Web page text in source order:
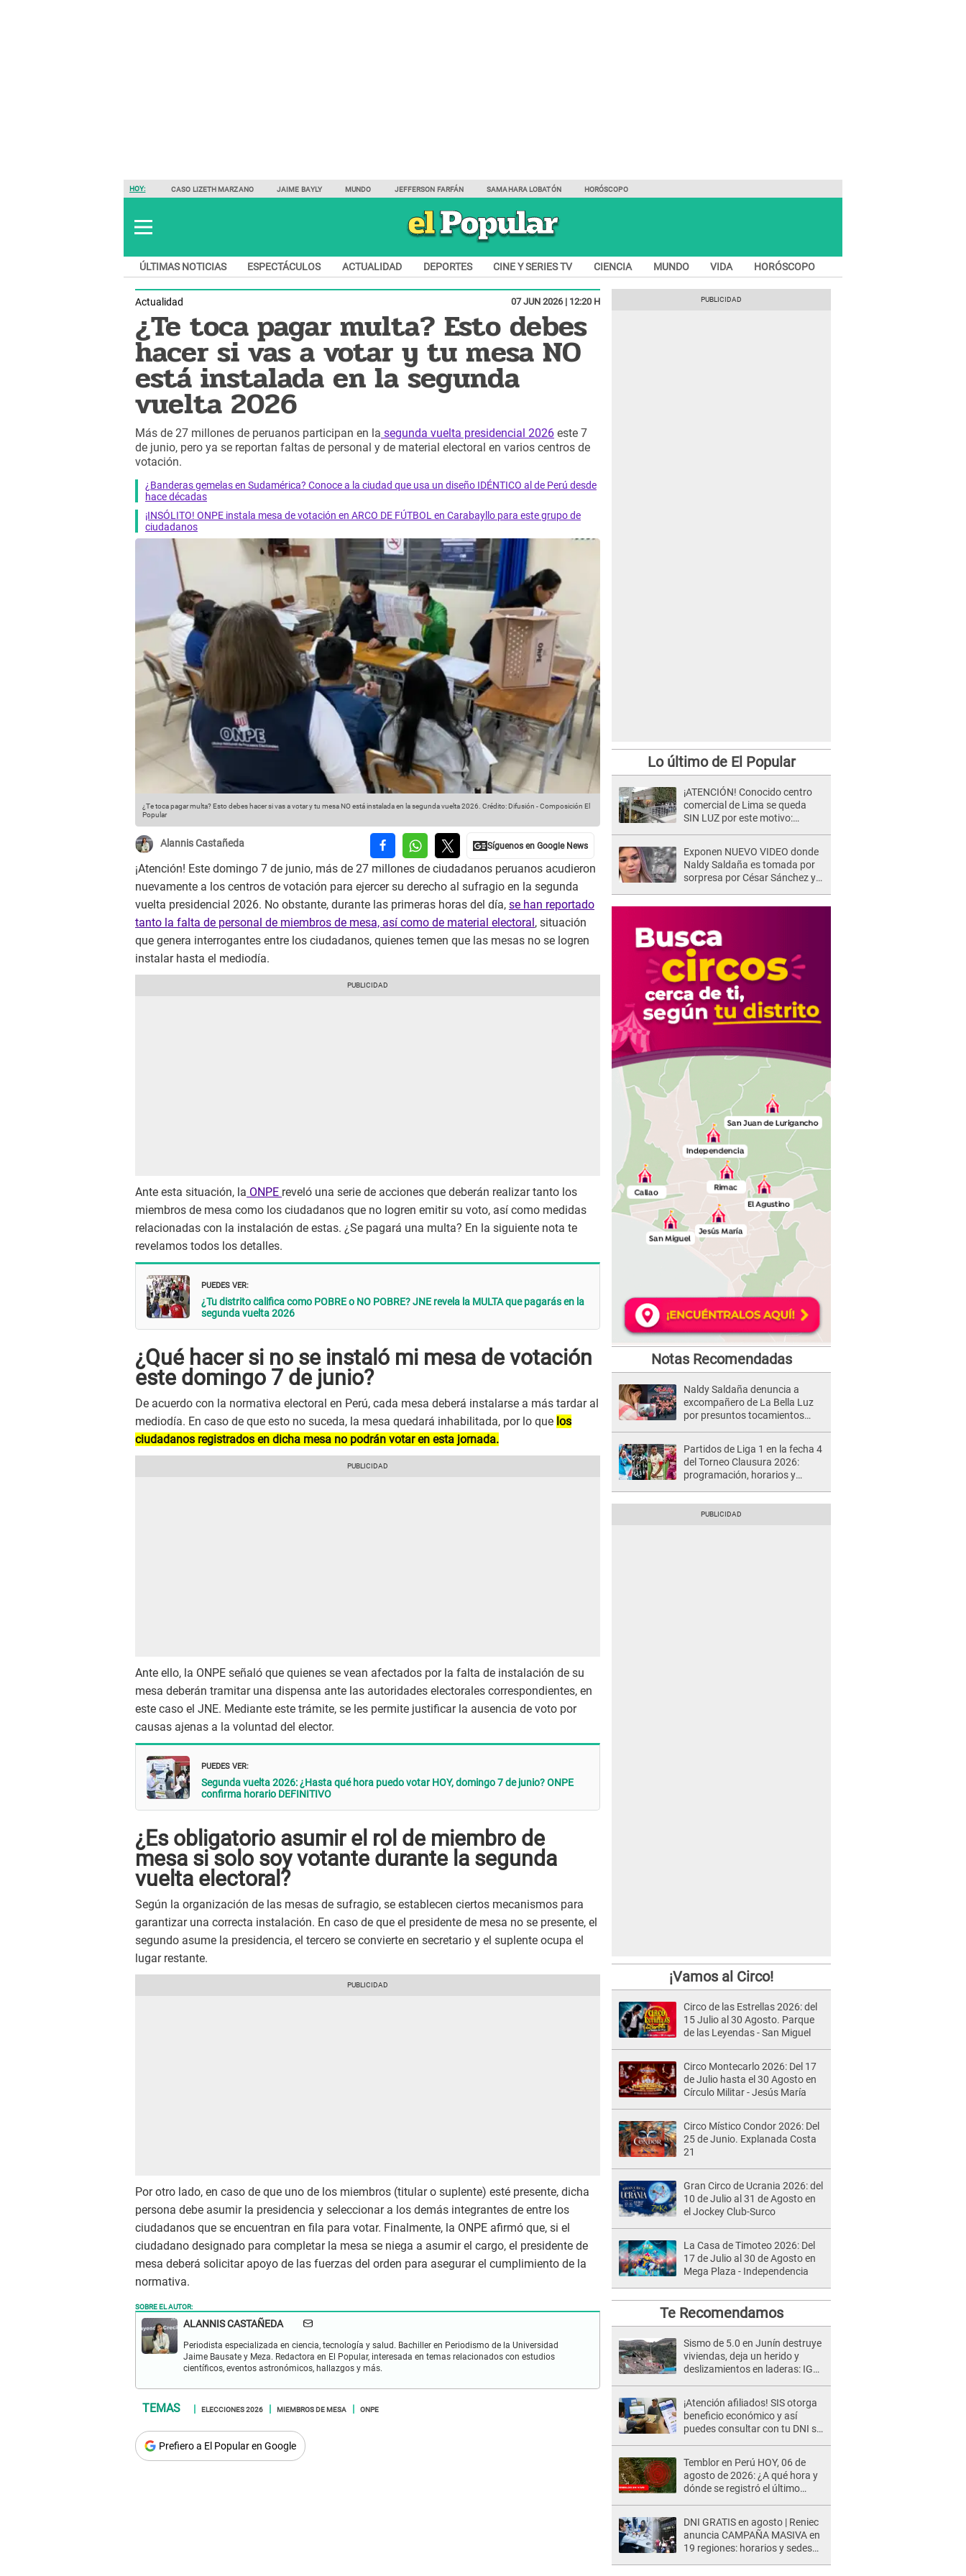
HOY: CASO LIZETH MARZANO JAIME BAYLY MUNDO JEFFERSON FARFÁN SAMAHARA LOBATÓN HORÓSCOPO
ÚLTIMAS NOTICIAS ESPECTÁCULOS ACTUALIDAD DEPORTES CINE Y SERIES TV CIENCIA MUNDO VIDA HORÓSCOPO
Actualidad 07 JUN 2026 | 12:20 H
¿Te toca pagar multa? Esto debes
hacer si vas a votar y tu mesa NO
está instalada en la segunda
vuelta 2026
Más de 27 millones de peruanos participan en la segunda vuelta presidencial 2026 este 7
de junio, pero ya se reportan faltas de personal y de material electoral en varios centros de
votación.
¿Banderas gemelas en Sudamérica? Conoce a la ciudad que usa un diseño IDÉNTICO al de Perú desde
hace décadas
¡INSÓLITO! ONPE instala mesa de votación en ARCO DE FÚTBOL en Carabayllo para este grupo de
ciudadanos
¿Te toca pagar multa? Esto debes hacer si vas a votar y tu mesa NO está instalada en la segunda vuelta 2026. Crédito: Difusión - Composición El
Popular
Alannis Castañeda
¡Atención! Este domingo 7 de junio, más de 27 millones de ciudadanos peruanos acudieron
nuevamente a los centros de votación para ejercer su derecho al sufragio en la segunda
vuelta presidencial 2026. No obstante, durante las primeras horas del día, se han reportado
tanto la falta de personal de miembros de mesa, así como de material electoral , situación
que genera interrogantes entre los ciudadanos, quienes temen que las mesas no se logren
instalar hasta el mediodía.
Ante esta situación, la ONPE reveló una serie de acciones que deberán realizar tanto los
miembros de mesa como los ciudadanos que no logren emitir su voto, así como medidas
relacionadas con la instalación de estas. ¿Se pagará una multa? En la siguiente nota te
revelamos todos los detalles.
PUEDES VER:
¿Tu distrito califica como POBRE o NO POBRE? JNE revela la MULTA que pagarás en la
segunda vuelta 2026
¿Qué hacer si no se instaló mi mesa de votación
este domingo 7 de junio?
De acuerdo con la normativa electoral en Perú, cada mesa deberá instalarse a más tardar al
mediodía. En caso de que esto no suceda, la mesa quedará inhabilitada, por lo que los
ciudadanos registrados en dicha mesa no podrán votar en esta jornada.
Ante ello, la ONPE señaló que quienes se vean afectados por la falta de instalación de su
mesa deberán tramitar una dispensa ante las autoridades electorales correspondientes, en
este caso el JNE. Mediante este trámite, se les permite justificar la ausencia de voto por
causas ajenas a la voluntad del elector.
PUEDES VER:
Segunda vuelta 2026: ¿Hasta qué hora puedo votar HOY, domingo 7 de junio? ONPE
confirma horario DEFINITIVO
¿Es obligatorio asumir el rol de miembro de
mesa si solo soy votante durante la segunda
vuelta electoral?
Según la organización de las mesas de sufragio, se establecen ciertos mecanismos para
garantizar una correcta instalación. En caso de que el presidente de mesa no se presente, el
segundo asume la presidencia, el tercero se convierte en secretario y el suplente ocupa el
lugar restante.
Por otro lado, en caso de que uno de los miembros (titular o suplente) esté presente, dicha
persona debe asumir la presidencia y seleccionar a los demás integrantes de entre los
ciudadanos que se encuentran en fila para votar. Finalmente, la ONPE afirmó que, si el
ciudadano designado para completar la mesa se niega a asumir el cargo, el presidente de
mesa deberá solicitar apoyo de las fuerzas del orden para asegurar el cumplimiento de la
normativa.
SOBRE EL AUTOR:
ALANNIS CASTAÑEDA
Periodista especializada en ciencia, tecnología y salud. Bachiller en Periodismo de la Universidad
Jaime Bausate y Meza. Redactora en El Popular, interesada en temas relacionados con estudios
científicos, eventos astronómicos, hallazgos y más.
ELECCIONES 2026 MIEMBROS DE MESA ONPE
Prefiero a El Popular en Google
Lo último de El Popular
¡ATENCIÓN! Conocido centro
comercial de Lima se queda
SIN LUZ por este motivo:
Exponen NUEVO VIDEO donde
Naldy Saldaña es tomada por
sorpresa por César Sánchez y
Notas Recomendadas
Naldy Saldaña denuncia a
excompañero de La Bella Luz
por presuntos tocamientos
Partidos de Liga 1 en la fecha 4
del Torneo Clausura 2026:
programación, horarios y
¡Vamos al Circo!
Circo de las Estrellas 2026: del
15 Julio al 30 Agosto. Parque
de las Leyendas - San Miguel
Circo Montecarlo 2026: Del 17
de Julio hasta el 30 Agosto en
Círculo Militar - Jesús María
Circo Místico Condor 2026: Del
25 de Junio. Explanada Costa
21
Gran Circo de Ucrania 2026: del
10 de Julio al 31 de Agosto en
el Jockey Club-Surco
La Casa de Timoteo 2026: Del
17 de Julio al 30 de Agosto en
Mega Plaza - Independencia
Te Recomendamos
Sismo de 5.0 en Junín destruye
viviendas, deja un herido y
deslizamientos en laderas: IGP
¡Atención afiliados! SIS otorga
beneficio económico y así
puedes consultar con tu DNI si
Temblor en Perú HOY, 06 de
agosto de 2026: ¿A qué hora y
dónde se registró el último
DNI GRATIS en agosto | Reniec
anuncia CAMPAÑA MASIVA en
19 regiones: horarios y sedes